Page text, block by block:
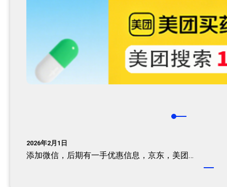
2026年2月1日
添加微信，后期有一手优惠信息，京东，美团…